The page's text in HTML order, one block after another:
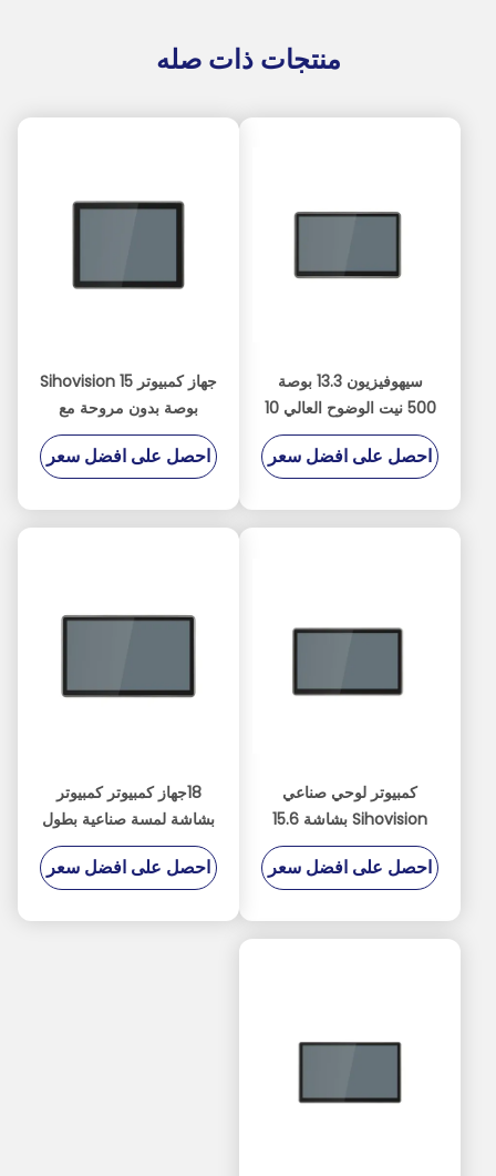
منتجات ذات صله
سيهوفيزيون 13.3 بوصة
500 نيت الوضوح العالي 10
نقطة شاشة لمس سعة
لوحة كمبيوتر صناعية
احصل على افضل سعر
جهاز كمبيوتر Sihovision 15
بوصة بدون مروحة مع
شبكة LAN مزدوجة 2.5GbE
ومعالج Intel N100
احصل على افضل سعر
كمبيوتر لوحي صناعي
Sihovision بشاشة 15.6
بوصة مع لمس سعوي بـ 10
نقاط وغلاف من سبائك
عشوائي 8 جيجابايت
احصل على افضل سعر
18جهاز كمبيوتر كمبيوتر
بشاشة لمسة صناعية بطول
5 بوصات مع تصميم بدون
مروحة وتصنيف IP65
احصل على افضل سعر